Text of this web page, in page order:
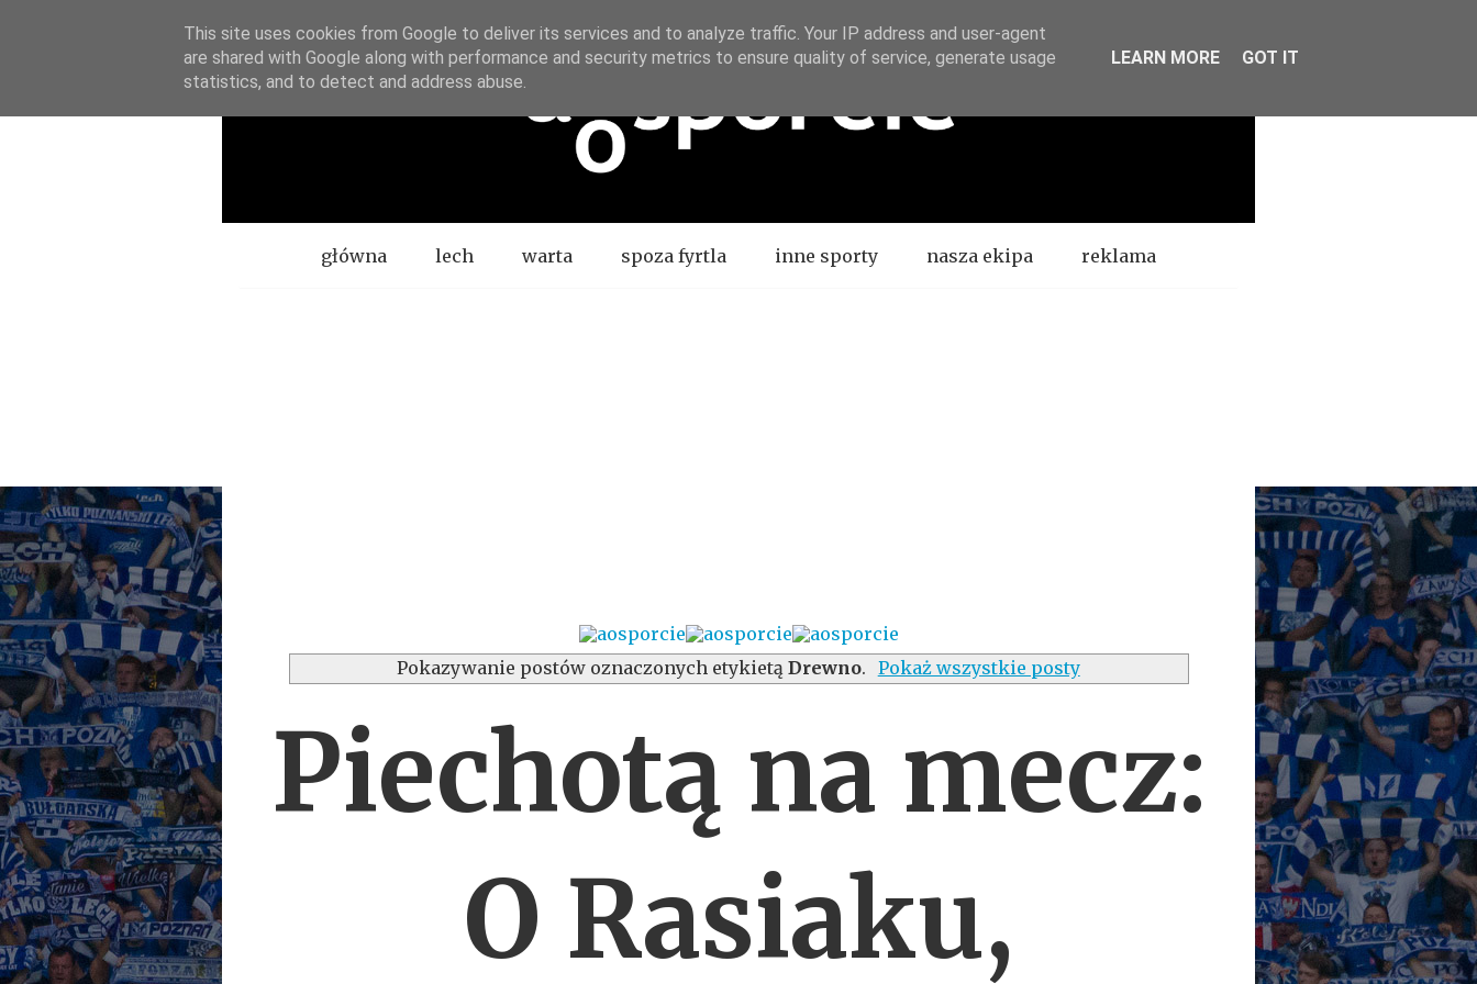
Menugłówna lech warta spoza fyrtla inne sporty nasza ekipa reklama
Pokazywanie postów oznaczonych etykietąDrewno. Pokaż wszystkie posty
Piechotą na mecz:
O Rasiaku,
This site uses cookies from Google to deliver its services and to analyze traffic. Your IP address and user-agent
are shared with Google along with performance and security metrics to ensure quality of service, generate usage
statistics, and to detect and address abuse.
LEARN MORE GOT IT